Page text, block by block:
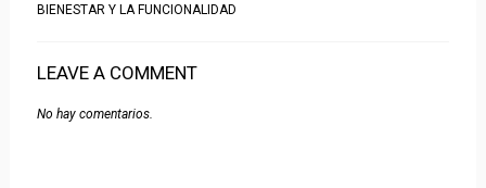
BIENESTAR Y LA FUNCIONALIDAD
LEAVE A COMMENT
No hay comentarios.